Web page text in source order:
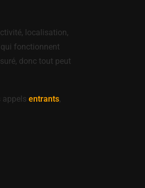
localisation,
fonctionnent
donc tout peut
appels entrants,